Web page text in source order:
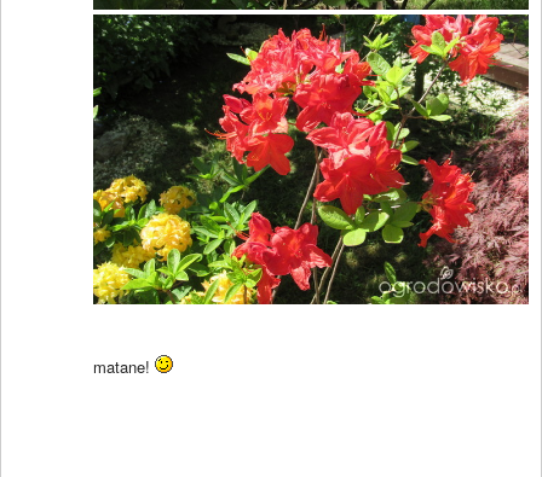
matane!